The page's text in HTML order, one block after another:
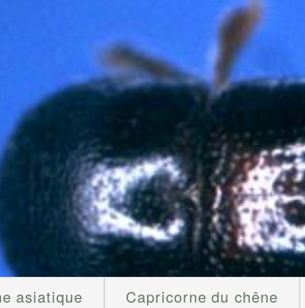
asiatique Capricorne du chêne